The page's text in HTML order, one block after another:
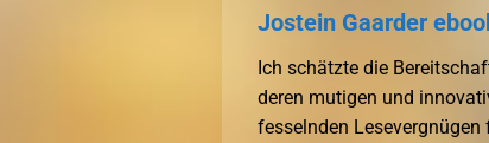
Jostein Gaarder
Ich schätzte die
deren mutigen und
fesselnden